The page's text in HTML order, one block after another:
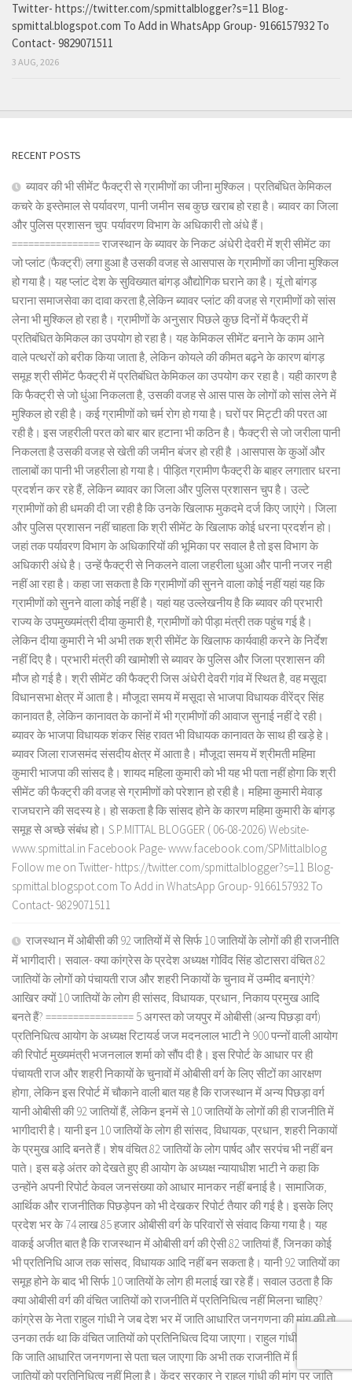
Twitter- https://twitter.com/spmittalblogger?s=11 Blog-
spmittal.blogspot.com To Add in WhatsApp Group- 9166157932 To
Contact- 9829071511
3 AUG, 2026
RECENT POSTS
ब्यावर की भी सीमेंट फैक्ट्री से ग्रामीणों का जीना मुश्किल। प्रतिबंधित केमिकल
कचरे के इस्तेमाल से पर्यावरण, पानी जमीन सब कुछ खराब हो रहा है। ब्यावर का जिला
और पुलिस प्रशासन चुप: पर्यावरण विभाग के अधिकारी तो अंधे हैं।
================ राजस्थान के ब्यावर के निकट अंधेरी देवरी में श्री सीमेंट का
जो प्लांट (फैक्ट्री) लगा हुआ है उसकी वजह से आसपास के ग्रामीणों का जीना मुश्किल
हो गया है। यह प्लांट देश के सुविख्यात बांगड़ औद्योगिक घराने का है। यूं तो बांगड़
घराना समाजसेवा का दावा करता है,लेकिन ब्यावर प्लांट की वजह से ग्रामीणों को सांस
लेना भी मुश्किल हो रहा है। ग्रामीणों के अनुसार पिछले कुछ दिनों में फैक्ट्री में
प्रतिबंधित केमिकल का उपयोग हो रहा है। यह केमिकल सीमेंट बनाने के काम आने
वाले पत्थरों को बरीक किया जाता है, लेकिन कोयले की कीमत बढ़ने के कारण बांगड़
समूह श्री सीमेंट फैक्ट्री में प्रतिबंधित केमिकल का उपयोग कर रहा है। यही कारण है
कि फैक्ट्री से जो धुंआ निकलता है, उसकी वजह से आस पास के लोगों को सांस लेने में
मुश्किल हो रही है। कई ग्रामीणों को चर्म रोग हो गया है। घरों पर मिट्टी की परत आ
रही है। इस जहरीली परत को बार बार हटाना भी कठिन है। फैक्ट्री से जो जरीला पानी
निकलता है उसकी वजह से खेती की जमीन बंजर हो रही है ।आसपास के कुओं और
तालाबों का पानी भी जहरीला हो गया है। पीड़ित ग्रामीण फैक्ट्री के बाहर लगातार धरना
प्रदर्शन कर रहे हैं, लेकिन ब्यावर का जिला और पुलिस प्रशासन चुप है। उल्टे
ग्रामीणों को ही धमकी दी जा रही है कि उनके खिलाफ मुकदमे दर्ज किए जाएंगे। जिला
और पुलिस प्रशासन नहीं चाहता कि श्री सीमेंट के खिलाफ कोई धरना प्रदर्शन हो।
जहां तक पर्यावरण विभाग के अधिकारियों की भूमिका पर सवाल है तो इस विभाग के
अधिकारी अंधे है। उन्हें फैक्ट्री से निकलने वाला जहरीला धुआ और पानी नजर नही
नहीं आ रहा है। कहा जा सकता है कि ग्रामीणों की सुनने वाला कोई नहीं यहां यह कि
ग्रामीणों को सुनने वाला कोई नहीं है। यहां यह उल्लेखनीय है कि ब्यावर की प्रभारी
राज्य के उपमुख्यमंत्री दीया कुमारी है, ग्रामीणों को पीड़ा मंत्री तक पहुंच गई है।
लेकिन दीया कुमारी ने भी अभी तक श्री सीमेंट के खिलाफ कार्यवाही करने के निर्देश
नहीं दिए है। प्रभारी मंत्री की खामोशी से ब्यावर के पुलिस और जिला प्रशासन की
मौज हो गई है। श्री सीमेंट की फैक्ट्री जिस अंधेरी देवरी गांव में स्थित है, वह मसूदा
विधानसभा क्षेत्र में आता है। मौजूदा समय में मसूदा से भाजपा विधायक वीरेंद्र सिंह
कानावत है, लेकिन कानावत के कानों में भी ग्रामीणों की आवाज सुनाई नहीं दे रही।
ब्यावर के भाजपा विधायक शंकर सिंह रावत भी विधायक कानावत के साथ ही खड़े हे।
ब्यावर जिला राजसमंद संसदीय क्षेत्र में आता है। मौजूदा समय में श्रीमती महिमा
कुमारी भाजपा की सांसद है। शायद महिला कुमारी को भी यह भी पता नहीं होगा कि श्री
सीमेंट की फैक्ट्री की वजह से ग्रामीणों को परेशान हो रही है। महिमा कुमारी मेवाड़
राजघराने की सदस्य हे। हो सकता है कि सांसद होने के कारण महिमा कुमारी के बांगड़
समूह से अच्छे संबंध हो। S.P.MITTAL BLOGGER ( 06-08-2026) Website-
www.spmittal.in Facebook Page- www.facebook.com/SPMittalblog
Follow me on Twitter- https://twitter.com/spmittalblogger?s=11 Blog-
spmittal.blogspot.com To Add in WhatsApp Group- 9166157932 To
Contact- 9829071511
राजस्थान में ओबीसी की 92 जातियों में से सिर्फ 10 जातियों के लोगों की ही राजनीति
में भागीदारी। सवाल- क्या कांग्रेस के प्रदेश अध्यक्ष गोविंद सिंह डोटासरा वंचित 82
जातियों के लोगों को पंचायती राज और शहरी निकायों के चुनाव में उम्मीद बनाएंगे?
आखिर क्यों 10 जातियों के लोग ही सांसद, विधायक, प्रधान, निकाय प्रमुख आदि
बनते हैं? ================ 5 अगस्त को जयपुर में ओबीसी (अन्य पिछड़ा वर्ग)
प्रतिनिधित्व आयोग के अध्यक्ष रिटायर्ड जज मदनलाल भाटी ने 900 पन्नों वाली आयोग
की रिपोर्ट मुख्यमंत्री भजनलाल शर्मा को सौंप दी है। इस रिपोर्ट के आधार पर ही
पंचायती राज और शहरी निकायों के चुनावों में ओबीसी वर्ग के लिए सीटों का आरक्षण
होगा, लेकिन इस रिपोर्ट में चौकाने वाली बात यह है कि राजस्थान में अन्य पिछड़ा वर्ग
यानी ओबीसी की 92 जातियों हैं, लेकिन इनमें से 10 जातियों के लोगों की ही राजनीति में
भागीदारी है। यानी इन 10 जातियों के लोग ही सांसद, विधायक, प्रधान, शहरी निकायों
के प्रमुख आदि बनते हैं। शेष वंचित 82 जातियों के लोग पार्षद और सरपंच भी नहीं बन
पाते। इस बड़े अंतर को देखते हुए ही आयोग के अध्यक्ष न्यायाधीश भाटी ने कहा कि
उन्होंने अपनी रिपोर्ट केवल जनसंख्या को आधार मानकर नहीं बनाई है। सामाजिक,
आर्थिक और राजनीतिक पिछड़ेपन को भी देखकर रिपोर्ट तैयार की गई है। इसके लिए
प्रदेश भर के 74 लाख 85 हजार ओबीसी वर्ग के परिवारों से संवाद किया गया है। यह
वाकई अजीत बात है कि राजस्थान में ओबीसी वर्ग की ऐसी 82 जातियां हैं, जिनका कोई
भी प्रतिनिधि आज तक सांसद, विधायक आदि नहीं बन सकता है। यानी 92 जातियों का
समूह होने के बाद भी सिर्फ 10 जातियों के लोग ही मलाई खा रहे हैं। सवाल उठता है कि
क्या ओबीसी वर्ग की वंचित जातियों को राजनीति में प्रतिनिधित्व नहीं मिलना चाहिए?
कांग्रेस के नेता राहुल गांधी ने जब देश भर में जाति आधारित जनगणना की मांग की तो
उनका तर्क था कि वंचित जातियों को प्रतिनिधित्व दिया जाएगा। राहुल गांधी कहना रहा
कि जाति आधारित जनगणना से पता चल जाएगा कि अभी तक राजनीति में किन
जातियों को प्रतिनिधित्व नहीं मिला है। केंद्र सरकार ने राहुल गांधी की मांग पर जाति